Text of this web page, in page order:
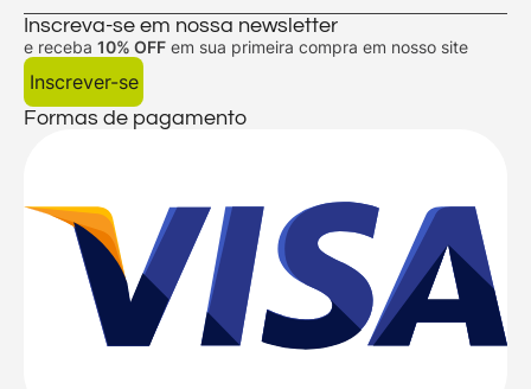
Inscreva-se em nossa newsletter
e receba 10% OFF em sua primeira compra em nosso site
Inscrever-se
Formas de pagamento